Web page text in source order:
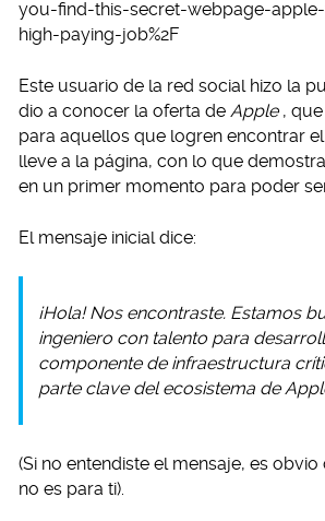
you-find-this-secret-webpage-
high-paying-job%2F
Este usuario de la red social hizo la
dio a conocer la oferta de Apple ,
para aquellos que logren encontrar
lleve a la página, con lo que
en un primer momento para poder
El mensaje inicial dice:
¡Hola! Nos encontraste. Estamos
ingeniero con talento para
componente de infraestructura
parte clave del ecosistema de
(Si no entendiste el mensaje, es
no es para ti).